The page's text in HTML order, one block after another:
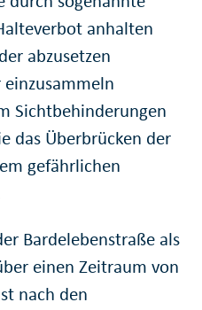
anhalten
abzusetzen
Sichtbehinderungen
das Überbrücken der
gefährlichen
Bardelebenstraße als
einen Zeitraum von
nach den